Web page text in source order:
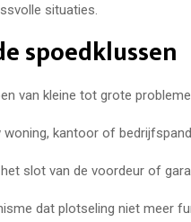
situaties.
spoedklussen
van kleine tot grote
kantoor of
slot van de voordeur of
dat plotseling niet meer